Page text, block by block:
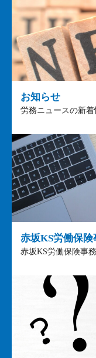
お知らせ
労務ニュースの新
赤坂KS労働保険
赤坂KS労働保険事